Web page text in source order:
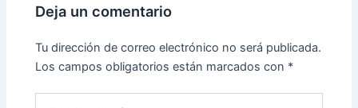
Deja un comentario
Tu dirección de correo electrónico no será publicada.
Los campos obligatorios están marcados con *